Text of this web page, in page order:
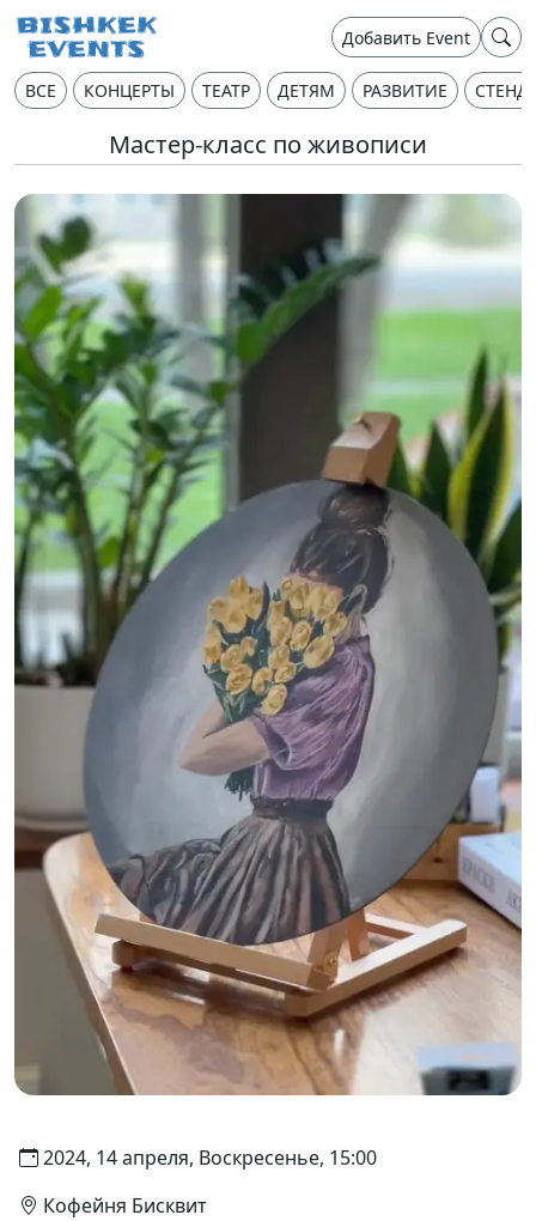
Добавить Event
ВСЕ КОНЦЕРТЫ ТЕАТР ДЕТЯМ РАЗВИТИЕ
Мастер-класс по живописи
2024, 14 апреля, Воскресенье, 15:00
Кофейня Бисквит